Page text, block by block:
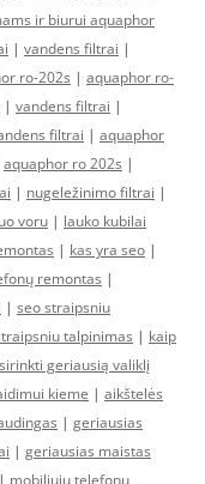
ir biurui aquaphor
| vandens filtrai |
ro-202s | aquaphor ro-
| vandens filtrai |
filtrai | aquaphor
aquaphor ro 202s |
| nugeležinimo filtrai |
voru | lauko kubilai
| kas yra seo |
remontas |
| seo straipsniu
talpinimas | kaip
geriausią valiklį
kieme | aikštelės
| geriausias
| geriausias maistas